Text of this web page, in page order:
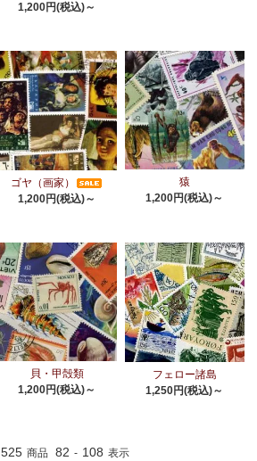
1,200円(税込)～
ゴヤ（画家）
1,200円(税込)～
猿
1,200円(税込)～
貝・甲殻類
1,200円(税込)～
フェロー諸島
1,250円(税込)～
525 商品 82 - 108 表示